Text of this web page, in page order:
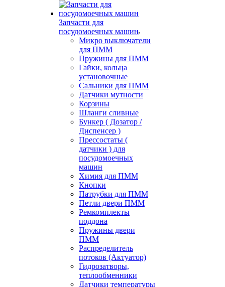
Запчасти для
посудомоечных машин
Микро выключатели
для ПММ
Пружины для ПММ
Гайки, кольца
установочные
Сальники для ПММ
Датчики мутности
Корзины
Шланги сливные
Бункер ( Дозатор /
Диспенсер )
Прессостаты (
датчики ) для
посудомоечных
машин
Химия для ПММ
Кнопки
Патрубки для ПММ
Петли двери ПММ
Ремкомплекты
поддона
Пружины двери
ПММ
Распределитель
потоков (Актуатор)
Гидрозатворы,
теплообменники
Датчики температуры